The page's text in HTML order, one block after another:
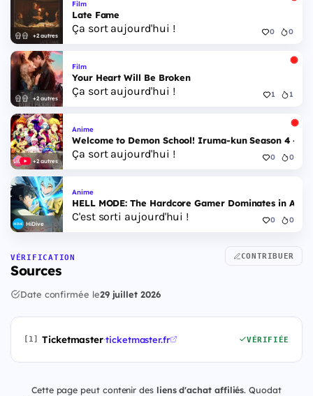
+2 autres
Film
Late Fame
Ça sort aujourd'hui ! 0 0
+2 autres
Film
Your Heart Will Be Broken
Ça sort aujourd'hui ! 1 1
+2 autres
Anime
Welcome to Demon School! Iruma-kun Season 4 -
Ça sort aujourd'hui ! 0 0
HiDive
Anime
HELL MODE: The Hardcore Gamer Dominates in
C'est sorti aujourd'hui ! 0 0
VÉRIFICATION
Sources
CONTRIBUER
Date confirmée le29 juillet 2026
[1] Ticketmaster·ticketmaster.fr VÉRIFIÉE
Cette page peut contenir des liens d'achat affiliés. Quodat